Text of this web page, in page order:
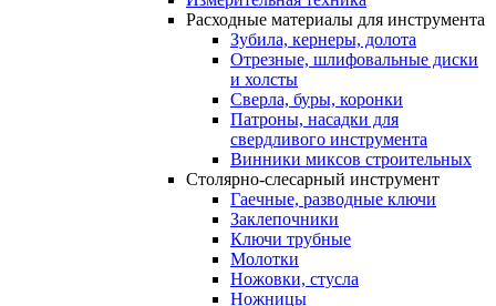
Расходные материалы для инструмента
Зубила, кернеры, долота
Отрезные, шлифовальные диски
и холсты
Сверла, буры, коронки
Патроны, насадки для
свердливого инструмента
Винники миксов строительных
Столярно-слесарный инструмент
Гаечные, разводные ключи
Заклепочники
Ключи трубные
Молотки
Ножовки, стусла
Ножницы